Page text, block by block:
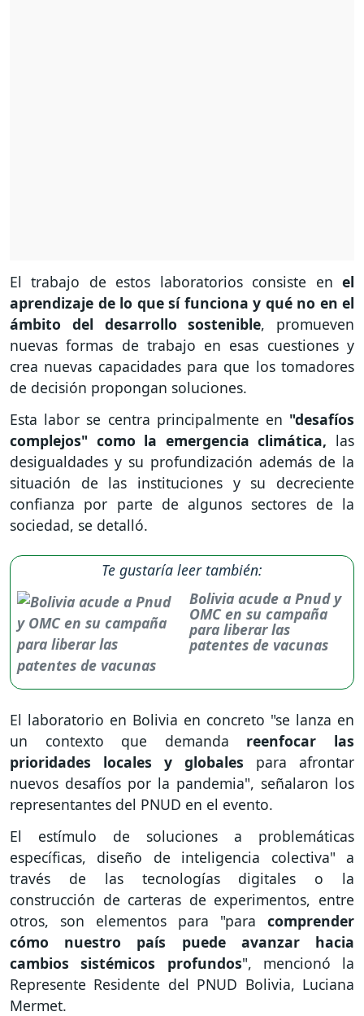
El trabajo de estos laboratorios consiste en el
aprendizaje de lo que sí funciona y qué no en el
ámbito del desarrollo sostenible, promueven
nuevas formas de trabajo en esas cuestiones y
crea nuevas capacidades para que los tomadores
de decisión propongan soluciones.
Esta labor se centra principalmente en "desafíos
complejos" como la emergencia climática, las
desigualdades y su profundización además de la
situación de las instituciones y su decreciente
confianza por parte de algunos sectores de la
sociedad, se detalló.
Te gustaría leer también:
Bolivia acude a Pnud y
OMC en su campaña
para liberar las
patentes de vacunas
El laboratorio en Bolivia en concreto "se lanza en
un contexto que demanda reenfocar las
prioridades locales y globales para afrontar
nuevos desafíos por la pandemia", señalaron los
representantes del PNUD en el evento.
El estímulo de soluciones a problemáticas
específicas, diseño de inteligencia colectiva" a
través de las tecnologías digitales o la
construcción de carteras de experimentos, entre
otros, son elementos para "para comprender
cómo nuestro país puede avanzar hacia
cambios sistémicos profundos", mencionó la
Represente Residente del PNUD Bolivia, Luciana
Mermet.